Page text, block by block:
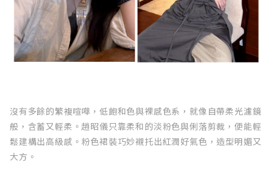
沒有多餘的繁複喧嘩，低飽和色與裸感色系，就像自帶柔光濾鏡
般，含蓄又輕柔。趙昭儀只靠柔和的淡粉色與俐落剪裁，便能輕
鬆建構出高級感。粉色裙裝巧妙襯托出紅潤好氣色，造型明媚又
大方。